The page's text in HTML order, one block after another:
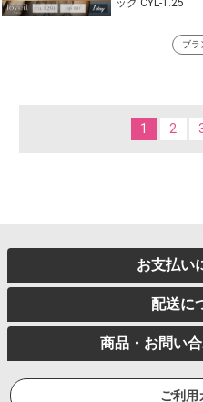
ック CYL-1.25
ブラ
1 2
お支払い
配送に
商品・お問い
ご利用